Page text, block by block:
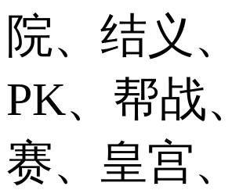
院、结义、
PK、帮战
赛、皇宫